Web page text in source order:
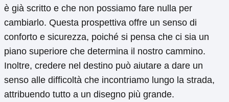
è già scritto e che non possiamo fare nulla per
cambiarlo. Questa prospettiva offre un senso di
conforto e sicurezza, poiché si pensa che ci sia un
piano superiore che determina il nostro cammino.
Inoltre, credere nel destino può aiutare a dare un
senso alle difficoltà che incontriamo lungo la strada,
attribuendo tutto a un disegno più grande.